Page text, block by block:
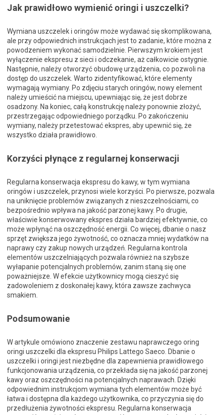
Jak prawidłowo wymienić oringi i uszczelki?
Wymiana uszczelek i oringów może wydawać się skomplikowana,
ale przy odpowiednich instrukcjach jest to zadanie, które można z
powodzeniem wykonać samodzielnie. Pierwszym krokiem jest
wyłączenie ekspresu z sieci i odczekanie, aż całkowicie ostygnie.
Następnie, należy otworzyć obudowę urządzenia, co pozwoli na
dostęp do uszczelek. Warto zidentyfikować, które elementy
wymagają wymiany. Po zdjęciu starych oringów, nowy element
należy umieścić na miejscu, upewniając się, że jest dobrze
osadzony. Na koniec, całą konstrukcję należy ponownie złożyć,
przestrzegając odpowiedniego porządku. Po zakończeniu
wymiany, należy przetestować ekspres, aby upewnić się, że
wszystko działa prawidłowo.
Korzyści płynące z regularnej konserwacji
Regularna konserwacja ekspresu do kawy, w tym wymiana
oringów i uszczelek, przynosi wiele korzyści. Po pierwsze, pozwala
na uniknięcie problemów związanych z nieszczelnościami, co
bezpośrednio wpływa na jakość parzonej kawy. Po drugie,
właściwie konserwowany ekspres działa bardziej efektywnie, co
może wpłynąć na oszczędność energii. Co więcej, dbanie o nasz
sprzęt zwiększa jego żywotność, co oznacza mniej wydatków na
naprawy czy zakup nowych urządzeń. Regularna kontrola
elementów uszczelniających pozwala również na szybsze
wyłapanie potencjalnych problemów, zanim staną się one
poważniejsze. W efekcie użytkownicy mogą cieszyć się
zadowoleniem z doskonałej kawy, która zawsze zachwyca
smakiem.
Podsumowanie
W artykule omówiono znaczenie zestawu naprawczego oring
oringi uszczelki dla ekspresu Philips Lattego Saeco. Dbanie o
uszczelki i oringi jest niezbędne dla zapewnienia prawidłowego
funkcjonowania urządzenia, co przekłada się na jakość parzonej
kawy oraz oszczędności na potencjalnych naprawach. Dzięki
odpowiednim instrukcjom wymiana tych elementów może być
łatwa i dostępna dla każdego użytkownika, co przyczynia się do
przedłużenia żywotności ekspresu. Regularna konserwacja